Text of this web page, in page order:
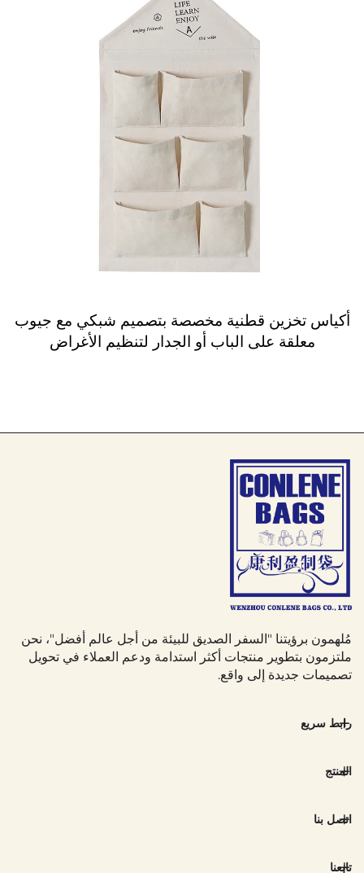
أكياس تخزين قطنية مخصصة بتصميم شبكي مع جيوب
معلقة على الباب أو الجدار لتنظيم الأغراض
مُلهمون برؤيتنا "السفر الصديق للبيئة من أجل عالم أفضل"، نحن
ملتزمون بتطوير منتجات أكثر استدامة ودعم العملاء في تحويل
تصميمات جديدة إلى واقع.
رابط سريع
المنتج
اتصل بنا
تابعنا